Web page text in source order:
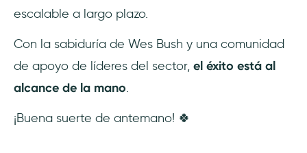
escalable a largo plazo.
Con la sabiduría de Wes Bush y una comunidad
de apoyo de líderes del sector, el éxito está al
alcance de la mano.
¡Buena suerte de antemano! 🍀